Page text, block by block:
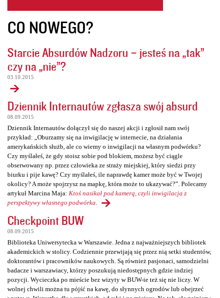
CO NOWEGO?
Starcie Absurdów Nadzoru – jesteś na „tak”
czy na „nie”?
03.10.2015
Dziennik Internautów zgłasza swój absurd
08.09.2015
Dziennik Internautów dołączył się do naszej akcji i zgłosił nam swój
przykład: „Oburzamy się na inwigilację w internecie, na działania
amerykańskich służb, ale co wiemy o inwigilacji na własnym podwórku?
Czy myślałeś, że gdy stoisz sobie pod blokiem, możesz być ciągle
obserwowany np. przez człowieka ze straży miejskiej, który siedzi przy
biurku i pije kawę? Czy myślałeś, ile naprawdę kamer może być w Twojej
okolicy? A może spojrzysz na mapkę, która może to ukazywać?”. Polecamy
artykuł Marcina Maja: Ktoś nasikał pod kamerą, czyli inwigilacja z
perspektywy własnego podwórka
Checkpoint BUW
08.09.2015
Biblioteka Uniwersytecka w Warszawie. Jedna z najważniejszych bibliotek
akademickich w stolicy. Codziennie przewijają się przez nią setki studentów,
doktorantów i pracowników naukowych. Są również pasjonaci, samodzielni
badacze i warszawiacy, którzy poszukują niedostępnych gdzie indziej
pozycji. Wycieczka po mieście bez wizyty w BUW-ie też się nie liczy. W
wolnej chwili można tu pójść na kawę, do słynnych ogrodów lub obejrzeć